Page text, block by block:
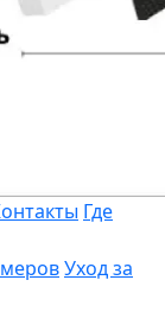
Где
Уход за